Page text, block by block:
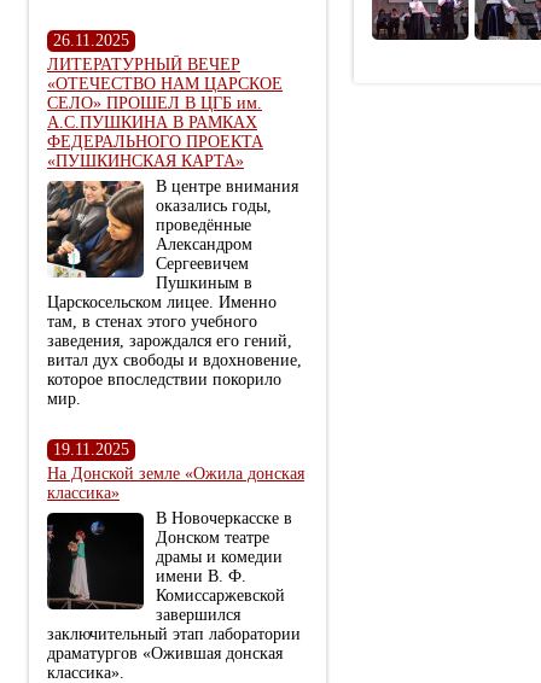
26.11.2025
ЛИТЕРАТУРНЫЙ ВЕЧЕР
«ОТЕЧЕСТВО НАМ ЦАРСКОЕ
СЕЛО» ПРОШЕЛ В ЦГБ им.
А.С.ПУШКИНА В РАМКАХ
ФЕДЕРАЛЬНОГО ПРОЕКТА
«ПУШКИНСКАЯ КАРТА»
В центре внимания
оказались годы,
проведённые
Александром
Сергеевичем
Пушкиным в
Царскосельском лицее. Именно
там, в стенах этого учебного
заведения, зарождался его гений,
витал дух свободы и вдохновение,
которое впоследствии покорило
мир.
19.11.2025
На Донской земле «Ожила донская
классика»
В Новочеркасске в
Донском театре
драмы и комедии
имени В. Ф.
Комиссаржевской
завершился
заключительный этап лаборатории
драматургов «Ожившая донская
классика».